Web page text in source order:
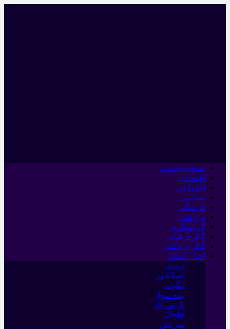
صفحه نخست
اقتصادی
اجتماعی
سیاسی
فرهنگی
ورزشی
گردشگری
گالری فیلم
گالری عکس
اخبار استان
اردبیل
اصلاندوز
انگوت
بیله سوار
پارس آباد
خلخال
سرعین